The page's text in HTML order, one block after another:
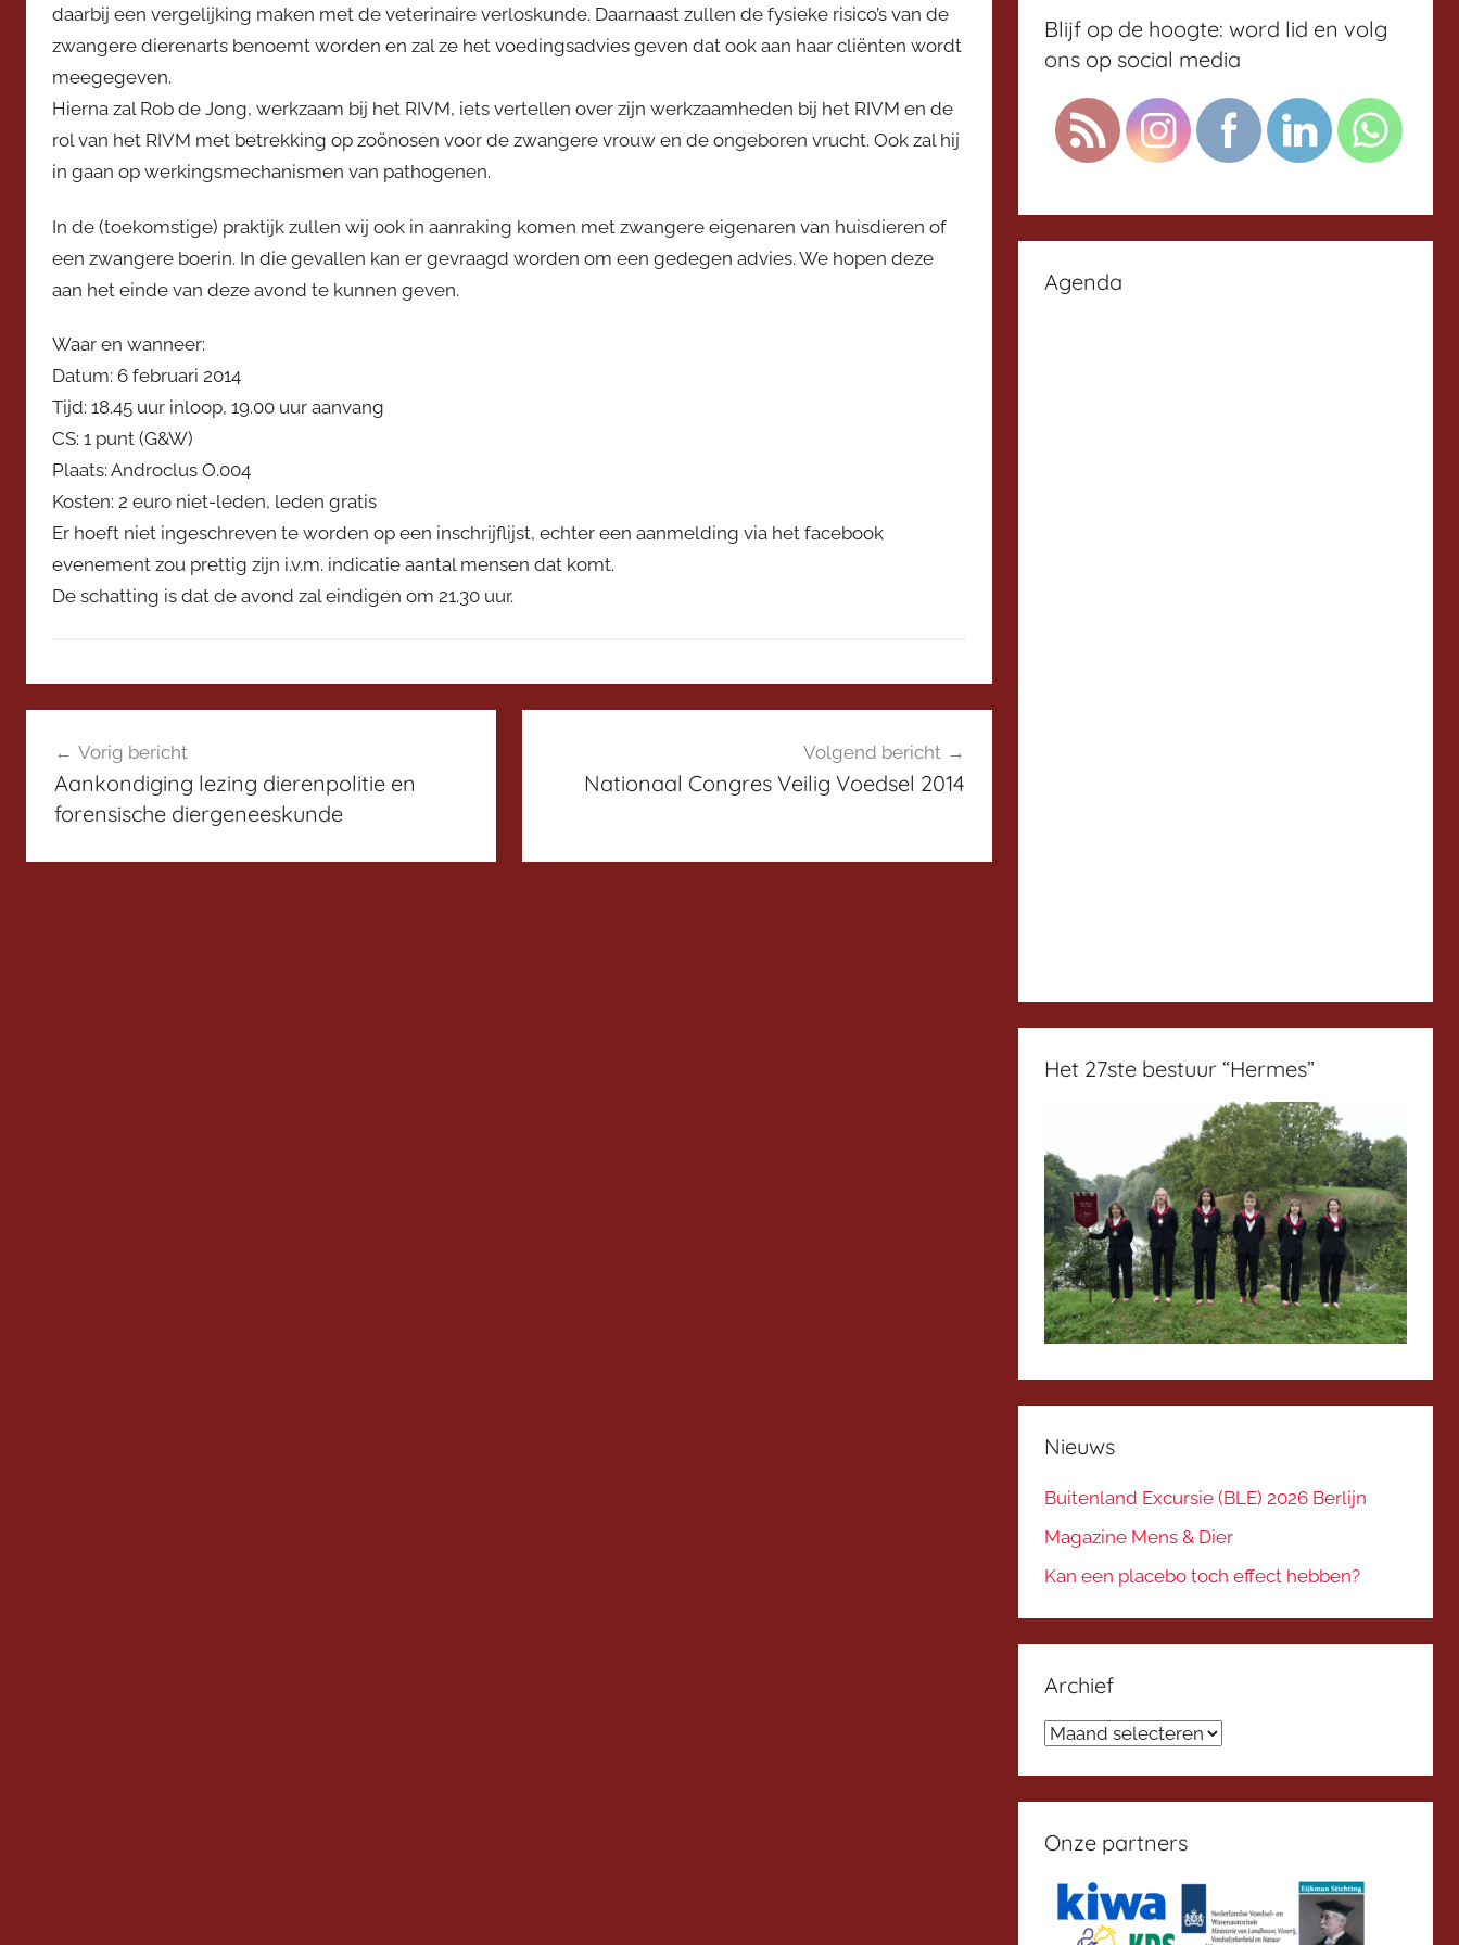
e
v
i
e
r
daarbij een vergelijking maken met de veterinaire verloskunde. Daarnaast zullen de fysieke risico’s van de
zwangere dierenarts benoemt worden en zal ze het voedingsadvies geven dat ook aan haar cliënten wordt
meegegeven.
Hierna zal Rob de Jong, werkzaam bij het RIVM, iets vertellen over zijn werkzaamheden bij het RIVM en de
rol van het RIVM met betrekking op zoönosen voor de zwangere vrouw en de ongeboren vrucht. Ook zal hij
in gaan op werkingsmechanismen van pathogenen.
In de (toekomstige) praktijk zullen wij ook in aanraking komen met zwangere eigenaren van huisdieren of
een zwangere boerin. In die gevallen kan er gevraagd worden om een gedegen advies. We hopen deze
aan het einde van deze avond te kunnen geven.
Waar en wanneer:
Datum: 6 februari 2014
Tijd: 18.45 uur inloop, 19.00 uur aanvang
CS: 1 punt (G&W)
Plaats: Androclus O.004
Kosten: 2 euro niet-leden, leden gratis
Er hoeft niet ingeschreven te worden op een inschrijflijst, echter een aanmelding via het facebook
evenement zou prettig zijn i.v.m. indicatie aantal mensen dat komt.
De schatting is dat de avond zal eindigen om 21.30 uur.
e
u
w
navigatie
Vorig bericht
Aankondiging lezing dierenpolitie en
forensische diergeneeskunde
Volgend bericht
Nationaal Congres Veilig Voedsel 2014
Blijf op de hoogte: word lid en volg
ons op social media
Agenda
Het 27ste bestuur “Hermes”
Nieuws
Buitenland Excursie (BLE) 2026 Berlijn
Magazine Mens & Dier
Kan een placebo toch effect hebben?
Archief
Archief
Onze partners